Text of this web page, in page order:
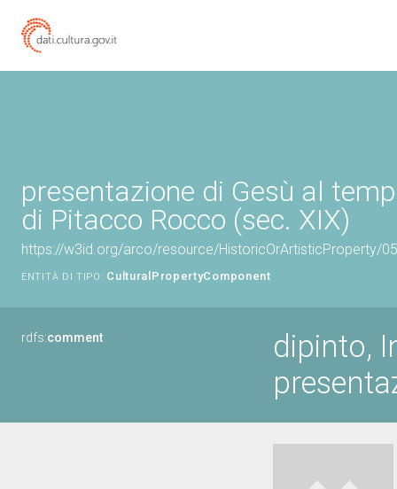
presentazione di Gesù al
di Pitacco Rocco (sec. XIX)
https://w3id.org/arco/resource/HistoricOrArtisticProperty/
ENTITÀ DI TIPO: CulturalPropertyComponent
rdfs:comment
dipinto,